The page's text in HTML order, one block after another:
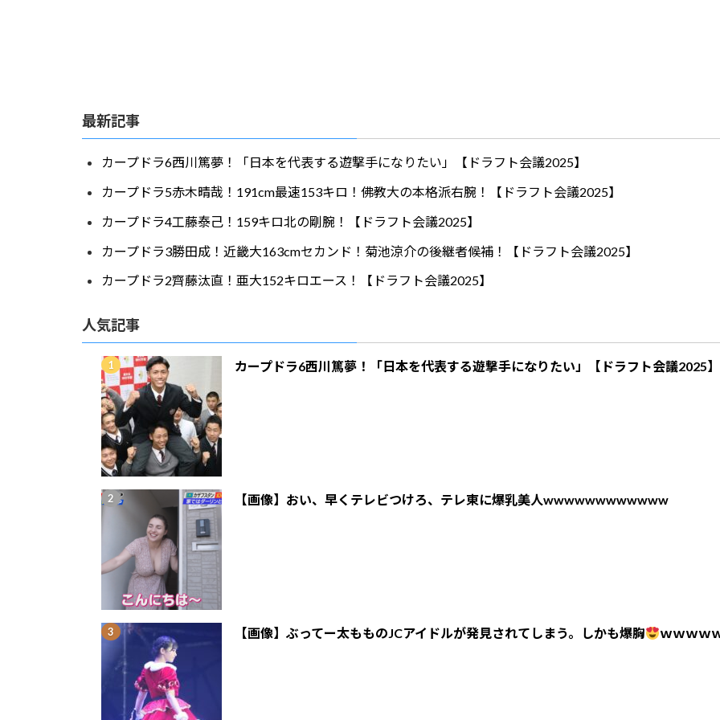
最新記事
カープドラ6西川篤夢！「日本を代表する遊撃手になりたい」【ドラフト会議2025】
カープドラ5赤木晴哉！191cm最速153キロ！佛教大の本格派右腕！【ドラフト会議2025】
カープドラ4工藤泰己！159キロ北の剛腕！【ドラフト会議2025】
カープドラ3勝田成！近畿大163cmセカンド！菊池涼介の後継者候補！【ドラフト会議2025】
カープドラ2齊藤汰直！亜大152キロエース！【ドラフト会議2025】
人気記事
カープドラ6西川篤夢！「日本を代表する遊撃手になりたい」【ドラフト会議2025】
【画像】おい、早くテレビつけろ、テレ東に爆乳美人wwwwwwwwwwww
【画像】ぶってー太もものJCアイドルが発見されてしまう。しかも爆胸 ｗｗｗｗ